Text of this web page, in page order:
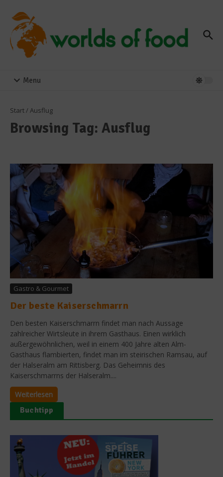
Menu
Start/ Ausflug
Browsing Tag: Ausflug
Gastro & Gourmet
Der beste Kaiserschmarrn
Den besten Kaiserschmarrn findet man nach Aussage
zahlreicher Wirtsleute in ihrem Gasthaus. Einen wirklich
außergewöhnlichen, weil in einem 400 Jahre alten Alm-
Gasthaus flambierten, findet man im steirischen Ramsau, auf
der Halseralm am Rittisberg. Das Geheimnis des
Kaiserschmarrns der Halseralm....
Weiterlesen
Buchtipp